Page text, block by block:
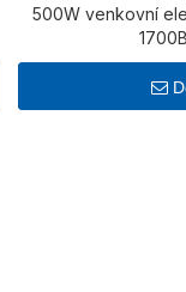
500W venkovní